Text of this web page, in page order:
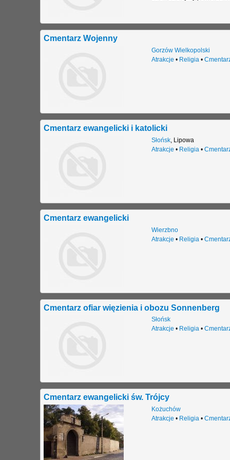
Cmentarz Wojenny
Gorzów Wielkopolski
Atrakcje • Religia•
Cmentarz ewangelicki i katolicki
Słońsk, Lipowa
Atrakcje • Religia •
Cmentarz ewangelicki
Wierzbno
Atrakcje • Religia •
Cmentarz ofiar więzienia i obozu Sonnenberg
Słońsk
Atrakcje • Religia•
Cmentarz ewangelicki św. Trójcy
Kożuchów
Atrakcje • Religia•